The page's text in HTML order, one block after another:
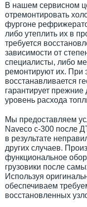
В нашем сервисном
отремонтировать
фургоне
либо утеплить их в
требуется
зависимости от
специалисты, либо
ремонтируют их. При
восстанавливается
гарантирует прежние
уровень расхода
Мы предоставляем
Naveco c-300 после
в результате
других случаев.
функциональное
грузовики после
Используя
обеспечиваем
восстановленных